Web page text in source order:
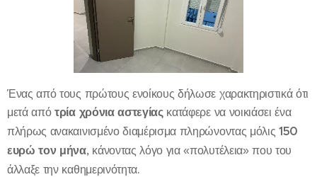
Ένας από τους πρώτους ενοίκους δήλωσε χαρακτηριστικά ότι
μετά απότρία χρόνια αστεγίας κατάφερε να νοικιάσει ένα
πλήρως ανακαινισμένο διαμέρισμα πληρώνοντας μόλις 150
ευρώ τον μήνα, κάνοντας λόγο για «πολυτέλεια» που του
άλλαξε την καθημερινότητα.